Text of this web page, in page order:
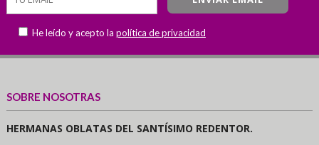
He leído y acepto la política de privacidad
SOBRE NOSOTRAS
HERMANAS OBLATAS DEL SANTÍSIMO REDENTOR.